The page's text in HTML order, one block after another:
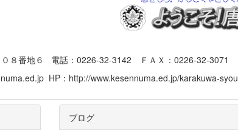
０８番地６ 電話：0226-32-3142 ＦＡＸ：0226-32-3071
HP：http://www.kesennuma.ed.jp/karakuwa-syou
ブログ